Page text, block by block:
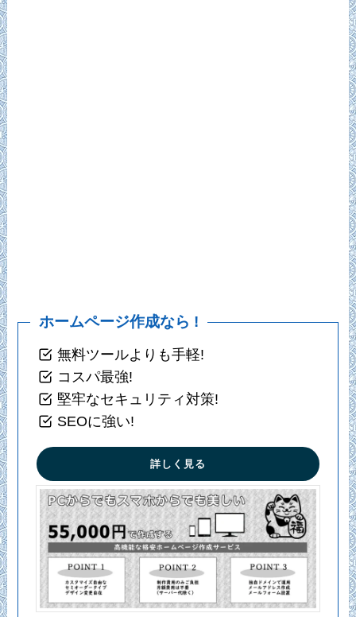
ホームページ作成なら !
無料ツールよりも手軽!
コスパ最強!
堅牢なセキュリティ対策!
SEOに強い!
詳しく見る